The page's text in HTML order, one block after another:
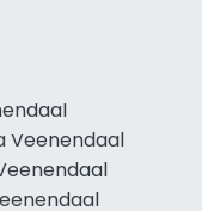
Veenendaal